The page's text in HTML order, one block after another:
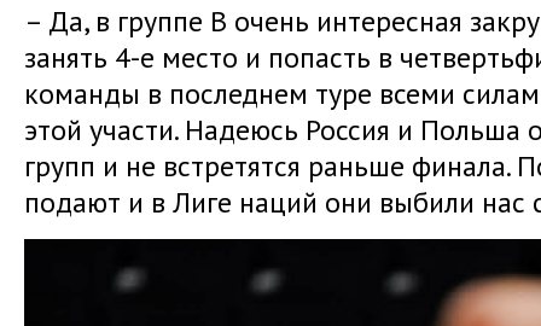
– Да, в группе B очень интересная
занять 4-е место и попасть в
команды в последнем туре всеми
этой участи. Надеюсь Россия и Польша
групп и не встретятся раньше финала.
подают и в Лиге наций они выбили нас